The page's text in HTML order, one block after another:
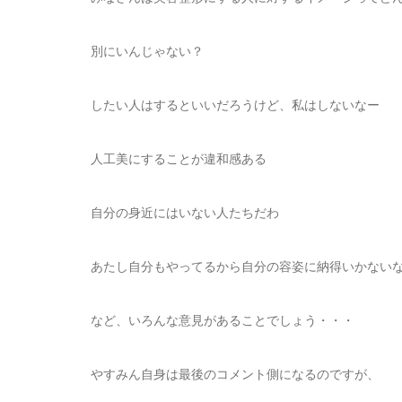
別にいんじゃない？
したい人はするといいだろうけど、私はしないなー
人工美にすることが違和感ある
自分の身近にはいない人たちだわ
あたし自分もやってるから自分の容姿に納得いかない
など、いろんな意見があることでしょう・・・
やすみん自身は最後のコメント側になるのですが、